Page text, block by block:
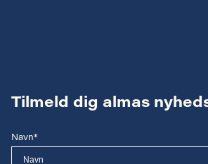
Tilmeld dig almas
Navn*